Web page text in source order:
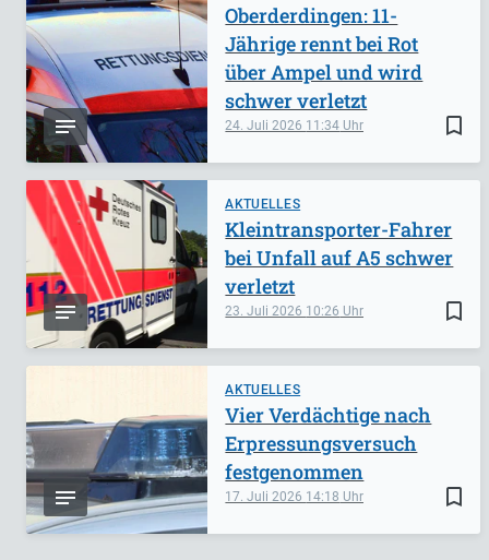
bookmark_border
24. Juli 2026 11:34
Oberderdingen: 11-
Jährige rennt bei Rot
über Ampel und wird
schwer verletzt
AKTUELLES
bookmark_border
23. Juli 2026 10:26
Kleintransporter-Fahrer
bei Unfall auf A5 schwer
verletzt
AKTUELLES
bookmark_border
17. Juli 2026 14:18
Vier Verdächtige nach
Erpressungsversuch
festgenommen